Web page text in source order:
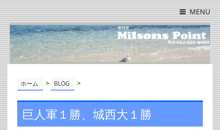
MENU
ホーム > BLOG >
巨人軍１勝、城西大１勝